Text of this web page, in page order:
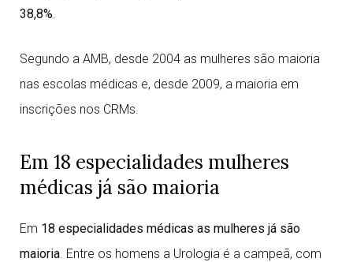
38,8%.
Segundo a AMB, desde 2004 as mulheres são maioria
nas escolas médicas e, desde 2009, a maioria em
inscrições nos CRMs.
Em 18 especialidades mulheres
médicas já são maioria
Em 18 especialidades médicas as mulheres já são
maioria. Entre os homens a Urologia é a campeã, com